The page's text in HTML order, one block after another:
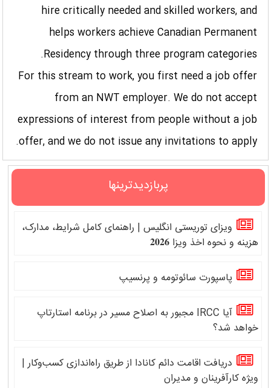
hire critically needed and skilled workers, and
helps workers achieve Canadian Permanent
Residency through three program categories.
For this stream to work, you first need a job offer
from an NWT employer. We do not accept
expressions of interest from people without a job
offer, and we do not issue any invitations to apply.
پربازدیدترینها
ویزای توریستی انگلیس | راهنمای کامل شرایط، مدارک،
هزینه و نحوه اخذ ویزا 𝟐𝟎𝟐𝟔
پاسپورت سائوتومه و پرنسیپ
آیا IRCC مجبور به اصلاح مسیر در برنامه استارتاپ
خواهد شد؟
دریافت اقامت دائم کانادا از طریق راه‌اندازی کسب‌وکار |
ویژه کارآفرینان و مدیران